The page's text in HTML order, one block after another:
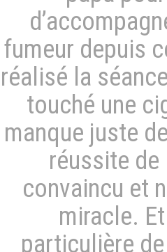
fumeur depuis
réalisé la
touché une
manque juste
réussite de
convaincu et
miracle.
particulière